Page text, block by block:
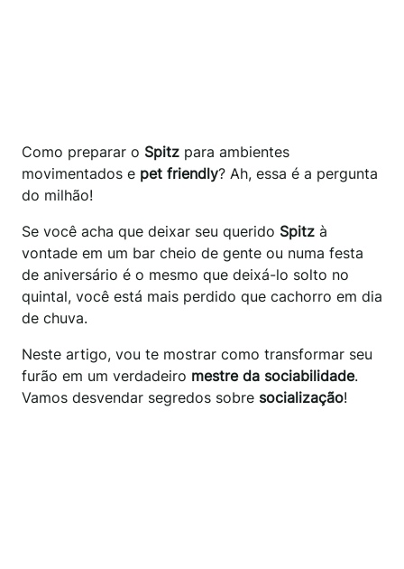
Como preparar o Spitz para ambientes
movimentados e pet friendly? Ah, essa é a pergunta
do milhão!
Se você acha que deixar seu querido Spitz à
vontade em um bar cheio de gente ou numa festa
de aniversário é o mesmo que deixá-lo solto no
quintal, você está mais perdido que cachorro em dia
de chuva.
Neste artigo, vou te mostrar como transformar seu
furão em um verdadeiro mestre da sociabilidade.
Vamos desvendar segredos sobre socialização!